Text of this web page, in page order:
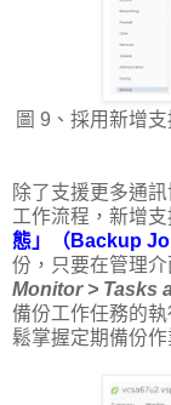
圖 9、採用新增
除了支援更多通
工作流程，新增支
態」（Backup
份，只要在管理
Monitor > Tasks
備份工作任務的
鬆掌握定期備份作